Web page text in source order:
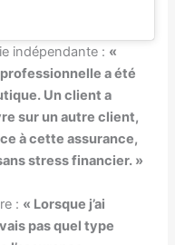
indépendante : «
a été
Un client a
sur un autre client,
à cette assurance,
stress financier. »
: « Lorsque j’ai
pas quel type